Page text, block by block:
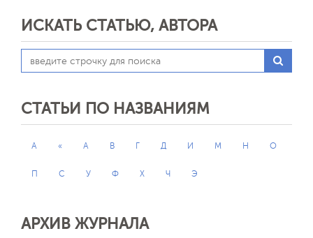
ИСКАТЬ СТАТЬЮ, АВТОРА
СТАТЬИ ПО НАЗВАНИЯМ
A « А В Г Д И М Н О
П С У Ф Х Ч Э
АРХИВ ЖУРНАЛА